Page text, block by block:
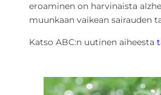
eroaminen on harvinaista
muunkaan vaikean sairauden
Katso ABC:n uutinen aiheesta